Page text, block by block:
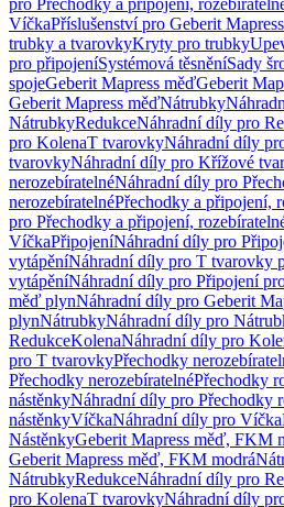
pro Přechodky a připojení,
VíčkaPříslušenství pro Geberit
trubky a tvarovkyKryty pro trubky
pro připojeníSystémová těsněníSady
spojeGeberit Mapress měďGeberit
Geberit Mapress měďNátrubky
NátrubkyRedukceNáhradní díly pro
pro KolenaT tvarovkyNáhradní díly
tvarovkyNáhradní díly pro Křížové
nerozebíratelnéNáhradní díly pro
nerozebíratelnéPřechodky a připojení,
pro Přechodky a připojení,
VíčkaPřipojeníNáhradní díly pro
vytápěníNáhradní díly pro T tvarovky
vytápěníNáhradní díly pro Připojení
měď plynNáhradní díly pro Geberit
plynNátrubkyNáhradní díly pro
RedukceKolenaNáhradní díly pro
pro T tvarovkyPřechodky
Přechodky nerozebíratelnéPřechodky
nástěnkyNáhradní díly pro Přechodky
nástěnkyVíčkaNáhradní díly pro Víčka
NástěnkyGeberit Mapress měď, FKM
Geberit Mapress měď, FKM modrá
NátrubkyRedukceNáhradní díly pro
pro KolenaT tvarovkyNáhradní díly